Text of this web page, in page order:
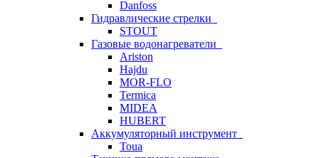
Danfoss
Гидравлические стрелки
STOUT
Газовые водонагреватели
Ariston
Hajdu
MOR-FLO
Termica
MIDEA
HUBERT
Аккумуляторный инструмент
Toua